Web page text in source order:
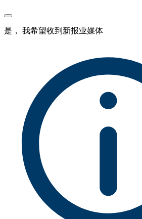
是， 我希望收到新报业媒体